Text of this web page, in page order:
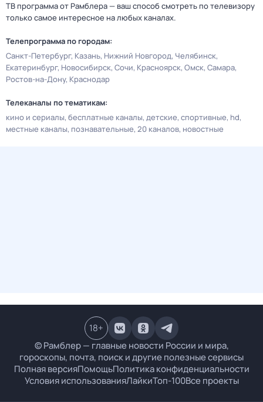
ТВ программа от Рамблера — ваш способ смотреть по телевизору
только самое интересное на любых каналах.
Телепрограмма по городам:
Санкт-Петербург Казань Нижний Новгород Челябинск
Екатеринбург Новосибирск Сочи Красноярск Омск Самара
Ростов-на-Дону Краснодар
Телеканалы по тематикам:
кино и сериалы бесплатные каналы детские спортивные hd
местные каналы познавательные 20 каналов новостные
© Рамблер — главные новости России и мира,
гороскопы, почта, поиск и другие полезные сервисы
Полная версияПомощьПолитика конфиденциальности
Условия использованияЛайкиТоп-100Все проекты
18+